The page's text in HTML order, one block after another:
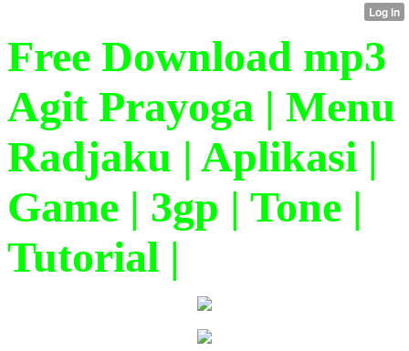
Free Download mp3
Agit Prayoga | Menu
Radjaku | Aplikasi |
Game | 3gp | Tone |
Tutorial |